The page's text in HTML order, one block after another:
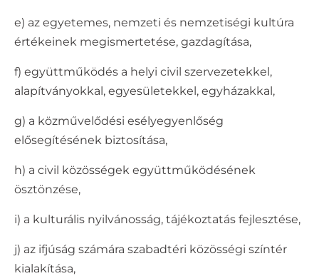
e) az egyetemes, nemzeti és nemzetiségi kultúra
értékeinek megismertetése, gazdagítása,
f) együttműködés a helyi civil szervezetekkel,
alapítványokkal, egyesületekkel, egyházakkal,
g) a közművelődési esélyegyenlőség
elősegítésének biztosítása,
h) a civil közösségek együttműködésének
ösztönzése,
i) a kulturális nyilvánosság, tájékoztatás fejlesztése,
j) az ifjúság számára szabadtéri közösségi színtér
kialakítása,